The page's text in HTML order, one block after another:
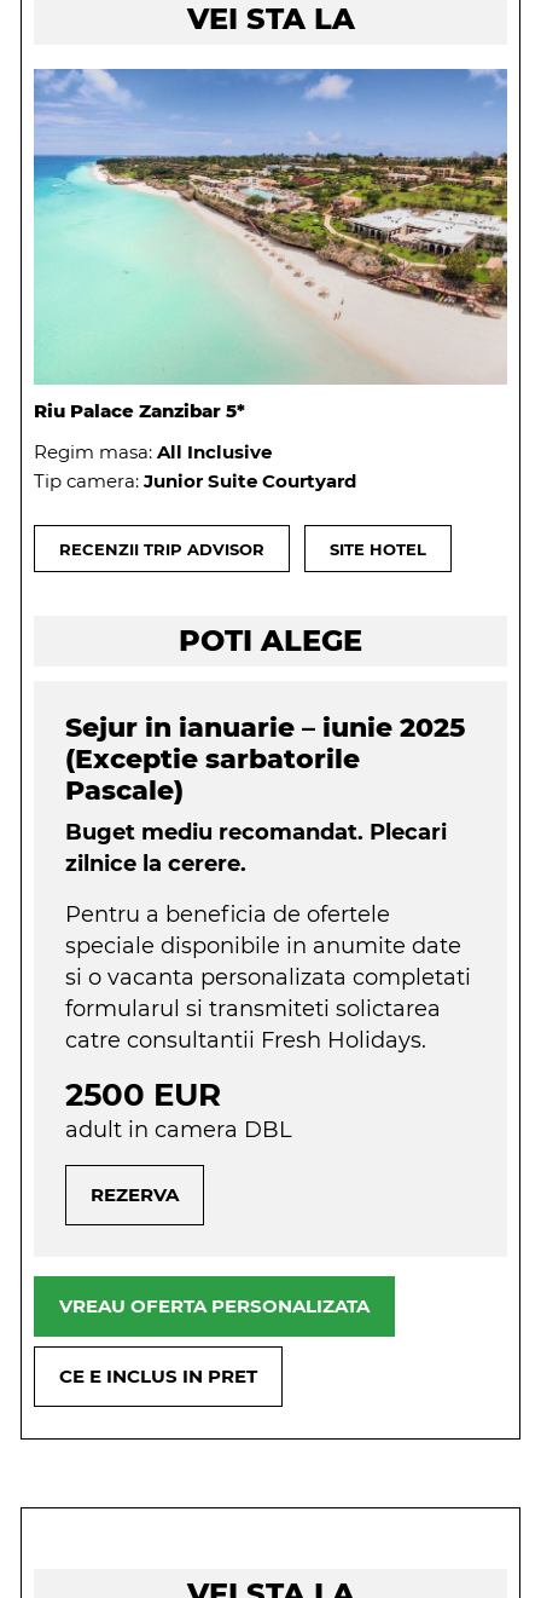
VEI STA LA
Riu Palace Zanzibar 5*
Regim masa: All Inclusive
Tip camera: Junior Suite Courtyard
RECENZII TRIP ADVISOR SITE HOTEL
POTI ALEGE
Sejur in ianuarie – iunie 2025
(Exceptie sarbatorile
Pascale)
Buget mediu recomandat. Plecari
zilnice la cerere.
Pentru a beneficia de ofertele
speciale disponibile in anumite date
si o vacanta personalizata completati
formularul si transmiteti solictarea
catre consultantii Fresh Holidays.
2500 EUR
adult in camera DBL
REZERVA
VREAU OFERTA PERSONALIZATA
CE E INCLUS IN PRET